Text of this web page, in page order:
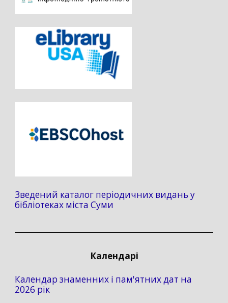
Зведений каталог періодичних видань у
бібліотеках міста Суми
Календарі
Календар знаменних і пам'ятних дат на
2026 рік